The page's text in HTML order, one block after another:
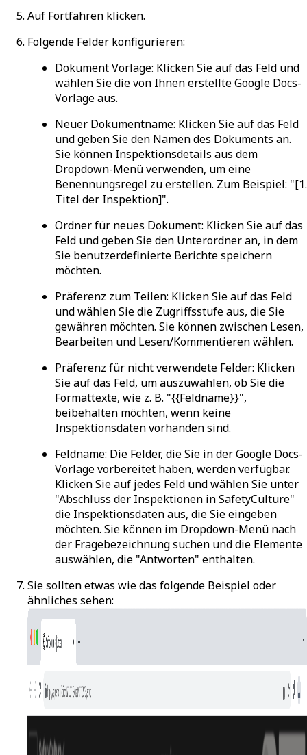
Auf Fortfahren klicken.
Folgende Felder konfigurieren:
Dokument Vorlage: Klicken Sie auf das Feld und
wählen Sie die von Ihnen erstellte Google Docs-
Vorlage aus.
Neuer Dokumentname: Klicken Sie auf das Feld
und geben Sie den Namen des Dokuments an.
Sie können Inspektionsdetails aus dem
Dropdown-Menü verwenden, um eine
Benennungsregel zu erstellen. Zum Beispiel: "[1.
Titel der Inspektion]".
Ordner für neues Dokument: Klicken Sie auf das
Feld und geben Sie den Unterordner an, in dem
Sie benutzerdefinierte Berichte speichern
möchten.
Präferenz zum Teilen: Klicken Sie auf das Feld
und wählen Sie die Zugriffsstufe aus, die Sie
gewähren möchten. Sie können zwischen Lesen,
Bearbeiten und Lesen/Kommentieren wählen.
Präferenz für nicht verwendete Felder: Klicken
Sie auf das Feld, um auszuwählen, ob Sie die
Formattexte, wie z. B. "{{Feldname}}",
beibehalten möchten, wenn keine
Inspektionsdaten vorhanden sind.
Feldname: Die Felder, die Sie in der Google Docs-
Vorlage vorbereitet haben, werden verfügbar.
Klicken Sie auf jedes Feld und wählen Sie unter
"Abschluss der Inspektionen in SafetyCulture"
die Inspektionsdaten aus, die Sie eingeben
möchten. Sie können im Dropdown-Menü nach
der Fragebezeichnung suchen und die Elemente
auswählen, die "Antworten" enthalten.
Sie sollten etwas wie das folgende Beispiel oder
ähnliches sehen: